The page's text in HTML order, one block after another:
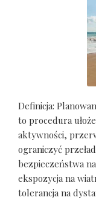
Definicja:
to procedura
aktywności,
ograniczyć
bezpieczeństwa
ekspozycja na
tolerancja na